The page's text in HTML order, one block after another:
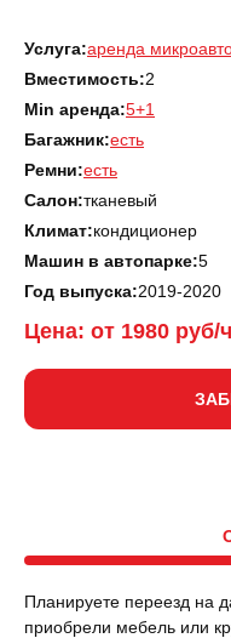
Услуга:аренда
Вместимость:2
Min аренда:5+1
Багажник:есть
Ремни:есть
Салон:тканевый
Климат:кондиционер
Машин в автопарке:5
Год выпуска:2019-2020
Цена: от 1980 руб/
Планируете переезд на
приобрели мебель или